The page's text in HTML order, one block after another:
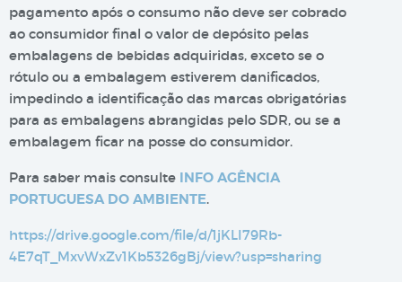
pagamento após o consumo não deve ser cobrado
ao consumidor final o valor de depósito pelas
embalagens de bebidas adquiridas, exceto se o
rótulo ou a embalagem estiverem danificados,
impedindo a identificação das marcas obrigatórias
para as embalagens abrangidas pelo SDR, ou se a
embalagem ficar na posse do consumidor.
Para saber mais consulte INFO AGÊNCIA
PORTUGUESA DO AMBIENTE.
https://drive.google.com/file/d/1jKLI79Rb-
4E7qT_MxvWxZv1Kb5326gBj/view?usp=sharing